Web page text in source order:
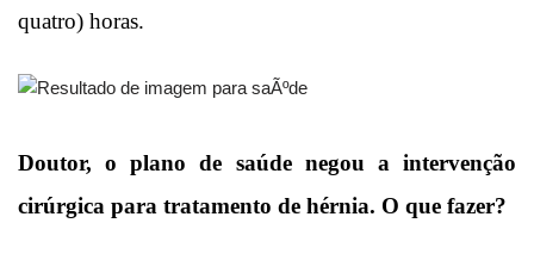
quatro) horas.
Doutor, o plano de saúde negou a intervenção
cirúrgica para tratamento de hérnia. O que fazer?